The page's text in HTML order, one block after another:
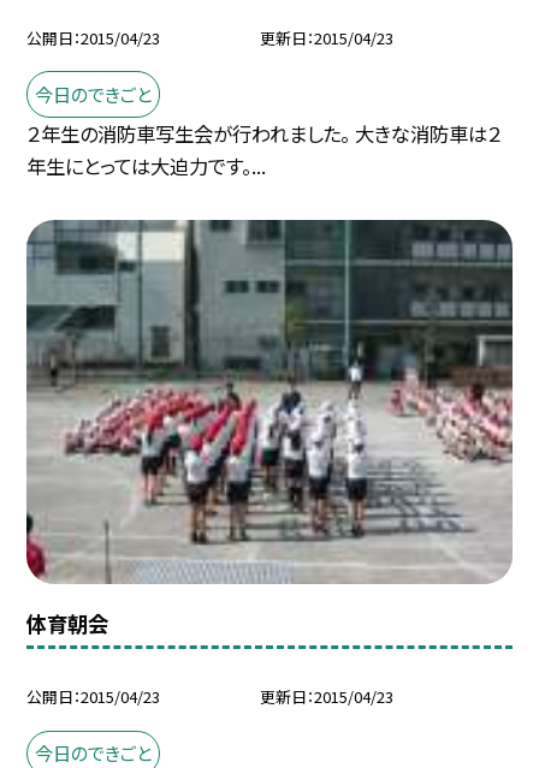
公開日 2015/04/23 更新日 2015/04/23
今日のできごと
２年生の消防車写生会が行われました。 大きな消防車は２
年生にとっては大迫力です。...
体育朝会
公開日 2015/04/23 更新日 2015/04/23
今日のできごと